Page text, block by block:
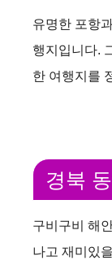
유명한 포항
행지입니다.
한 여행지를
경북
구비구비 해
나고 재미있